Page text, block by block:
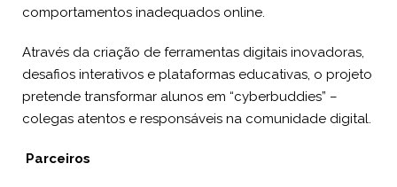
comportamentos inadequados online.
Através da criação de ferramentas digitais inovadoras,
desafios interativos e plataformas educativas, o projeto
pretende transformar alunos em “cyberbuddies” –
colegas atentos e responsáveis na comunidade digital.
Parceiros